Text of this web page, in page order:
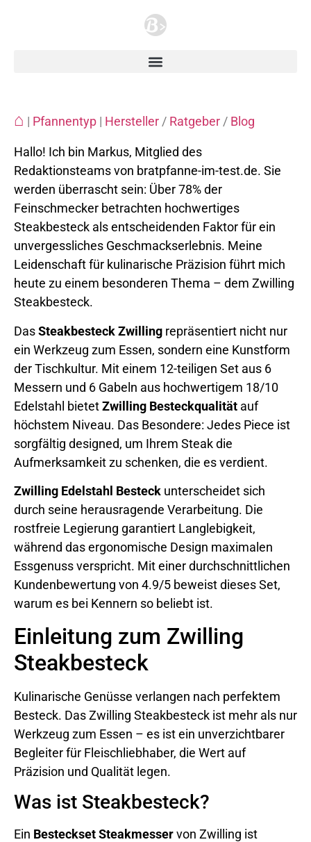
⌂ | Pfannentyp | Hersteller / Ratgeber / Blog
Hallo! Ich bin Markus, Mitglied des
Redaktionsteams von bratpfanne-im-test.de. Sie
werden überrascht sein: Über 78% der
Feinschmecker betrachten hochwertiges
Steakbesteck als entscheidenden Faktor für ein
unvergessliches Geschmackserlebnis. Meine
Leidenschaft für kulinarische Präzision führt mich
heute zu einem besonderen Thema – dem Zwilling
Steakbesteck.
DasSteakbesteck Zwilling repräsentiert nicht nur
ein Werkzeug zum Essen, sondern eine Kunstform
der Tischkultur. Mit einem 12-teiligen Set aus 6
Messern und 6 Gabeln aus hochwertigem 18/10
Edelstahl bietetZwilling Besteckqualität auf
höchstem Niveau. Das Besondere: Jedes Piece ist
sorgfältig designed, um Ihrem Steak die
Aufmerksamkeit zu schenken, die es verdient.
Zwilling Edelstahl Besteck unterscheidet sich
durch seine herausragende Verarbeitung. Die
rostfreie Legierung garantiert Langlebigkeit,
während das ergonomische Design maximalen
Essgenuss verspricht. Mit einer durchschnittlichen
Kundenbewertung von 4.9/5 beweist dieses Set,
warum es bei Kennern so beliebt ist.
Einleitung zum Zwilling
Steakbesteck
Kulinarische Genüsse verlangen nach perfektem
Besteck. Das Zwilling Steakbesteck ist mehr als nur
Werkzeug zum Essen – es ist ein unverzichtbarer
Begleiter für Fleischliebhaber, die Wert auf
Präzision und Qualität legen.
Was ist Steakbesteck?
Ein Besteckset Steakmesservon Zwilling ist